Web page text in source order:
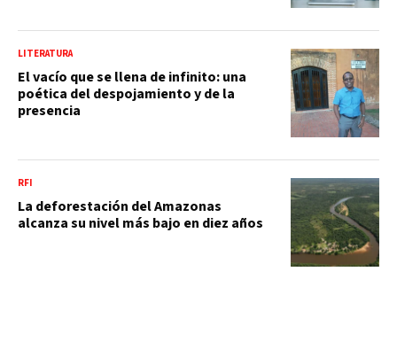
LITERATURA
El vacío que se llena de infinito: una
poética del despojamiento y de la
presencia
RFI
La deforestación del Amazonas
alcanza su nivel más bajo en diez años